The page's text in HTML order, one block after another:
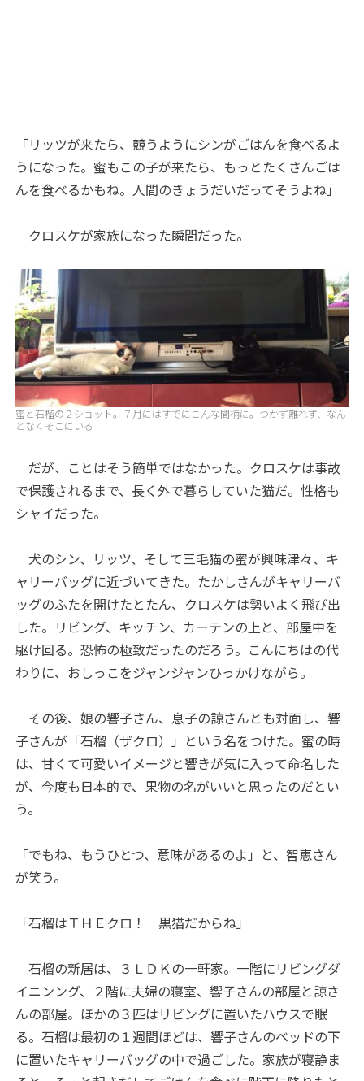
「リッツが来たら、競うようにシンがごはんを食べるよ
うになった。蜜もこの子が来たら、もっとたくさんごは
んを食べるかもね。人間のきょうだいだってそうよね」
クロスケが家族になった瞬間だった。
蜜と石榴の２ショット。７月にはすでにこんな間柄に。つかず離れず、なん
となくそこにいる
だが、ことはそう簡単ではなかった。クロスケは事故
で保護されるまで、長く外で暮らしていた猫だ。性格も
シャイだった。
犬のシン、リッツ、そして三毛猫の蜜が興味津々、キ
ャリーバッグに近づいてきた。たかしさんがキャリーバ
ッグのふたを開けたとたん、クロスケは勢いよく飛び出
した。リビング、キッチン、カーテンの上と、部屋中を
駆け回る。恐怖の極致だったのだろう。こんにちはの代
わりに、おしっこをジャンジャンひっかけながら。
その後、娘の響子さん、息子の諒さんとも対面し、響
子さんが「石榴（ザクロ）」という名をつけた。蜜の時
は、甘くて可愛いイメージと響きが気に入って命名した
が、今度も日本的で、果物の名がいいと思ったのだとい
う。
「でもね、もうひとつ、意味があるのよ」と、智恵さん
が笑う。
「石榴はＴＨＥクロ！ 黒猫だからね」
石榴の新居は、３ＬＤＫの一軒家。一階にリビングダ
イニンング、２階に夫婦の寝室、響子さんの部屋と諒さ
んの部屋。ほかの３匹はリビングに置いたハウスで眠
る。石榴は最初の１週間ほどは、響子さんのベッドの下
に置いたキャリーバッグの中で過ごした。家族が寝静ま